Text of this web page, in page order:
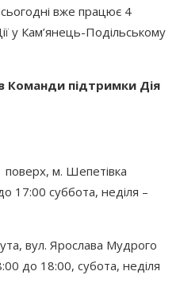
вже працює 4
у Кам’янець-Подільському
Команди підтримки Дія
поверх, м. Шепетівка
17:00 суббота, неділя –
вул. Ярослава Мудрого
до 18:00, субота, неділя